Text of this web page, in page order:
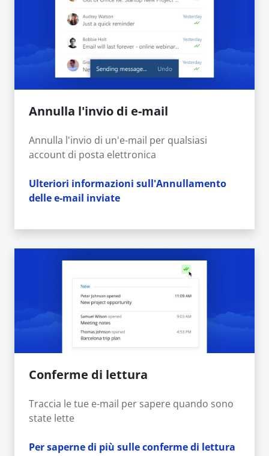
Annulla l'invio di e-mail
Annulla l'invio di un'e-mail per qualsiasi
account di posta elettronica
Ulteriori informazioni sull'Annullamento
delle e-mail inviate
Conferme di lettura
Traccia le tue e-mail per sapere quando sono
state lette
Per saperne di più sulle conferme di lettura